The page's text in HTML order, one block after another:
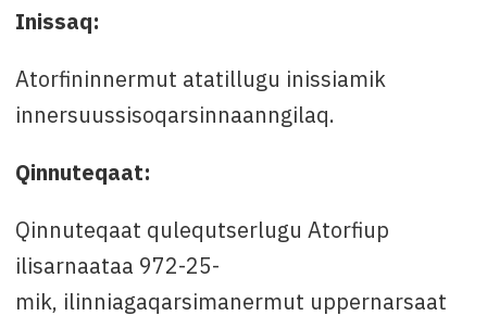
Inissaq:
Atorfininnermut atatillugu inissiamik
innersuussisoqarsinnaanngilaq.
Qinnuteqaat:
Qinnuteqaat qulequtserlugu Atorfiup
ilisarnaataa 972-25-
mik, ilinniagaqarsimanermut uppernarsaat